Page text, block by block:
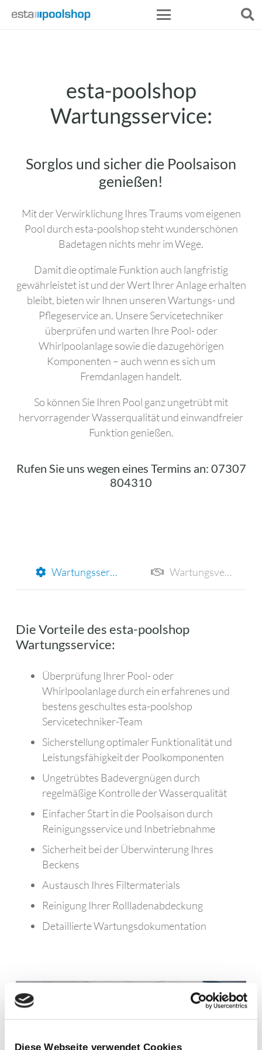
Diese Webseite verwendet Cookies
esta-poolshop
Wartungsservice:
Sorglos und sicher die Poolsaison
genießen!
Mit der Verwirklichung Ihres Traums vom eigenen
Pool durch esta-poolshop steht wunderschönen
Badetagen nichts mehr im Wege.
Damit die optimale Funktion auch langfristig
gewährleistet ist und der Wert Ihrer Anlage erhalten
bleibt, bieten wir Ihnen unseren Wartungs- und
Pflegeservice an. Unsere Servicetechniker
überprüfen und warten Ihre Pool- oder
Whirlpoolanlage sowie die dazugehörigen
Komponenten – auch wenn es sich um
Fremdanlagen handelt.
So können Sie Ihren Pool ganz ungetrübt mit
hervorragender Wasserqualität und einwandfreier
Funktion genießen.
Rufen Sie uns wegen eines Termins an: 07307
804310
Wartungsservice Wartungsverträge
Die Vorteile des esta-poolshop
Wartungsservice:
Überprüfung Ihrer Pool- oder
Whirlpoolanlage durch ein erfahrenes und
bestens geschultes esta-poolshop
Servicetechniker-Team
Sicherstellung optimaler Funktionalität und
Leistungsfähigkeit der Poolkomponenten
Ungetrübtes Badevergnügen durch
regelmäßige Kontrolle der Wasserqualität
Einfacher Start in die Poolsaison durch
Reinigungsservice und Inbetriebnahme
Sicherheit bei der Überwinterung Ihres
Beckens
Austausch Ihres Filtermaterials
Reinigung Ihrer Rollladenabdeckung
Detaillierte Wartungsdokumentation